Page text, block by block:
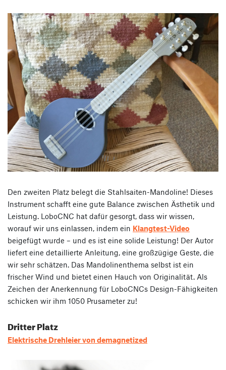
Den zweiten Platz belegt die Stahlsaiten-Mandoline! Dieses
Instrument schafft eine gute Balance zwischen Ästhetik und
Leistung. LoboCNC hat dafür gesorgt, dass wir wissen,
worauf wir uns einlassen, indem ein Klangtest-Video
beigefügt wurde – und es ist eine solide Leistung! Der Autor
liefert eine detaillierte Anleitung, eine großzügige Geste, die
wir sehr schätzen. Das Mandolinenthema selbst ist ein
frischer Wind und bietet einen Hauch von Originalität. Als
Zeichen der Anerkennung für LoboCNCs Design-Fähigkeiten
schicken wir ihm 1050 Prusameter zu!
Dritter Platz
Elektrische Drehleier von demagnetized